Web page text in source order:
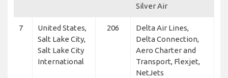
Silver Air
7
United States,
Salt Lake City,
Salt Lake City
International
206
Delta Air Lines,
Delta Connection,
Aero Charter and
Transport, Flexjet,
NetJets